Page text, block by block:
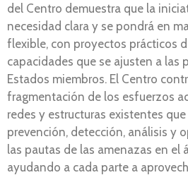
del Centro demuestra que la
necesidad clara y se pondrá en
flexible, con proyectos prácticos
capacidades que se ajusten a las
Estados miembros. El Centro
fragmentación de los esfuerzos
redes y estructuras existentes
prevención, detección, análisis y
las pautas de las amenazas en
ayudando a cada parte a